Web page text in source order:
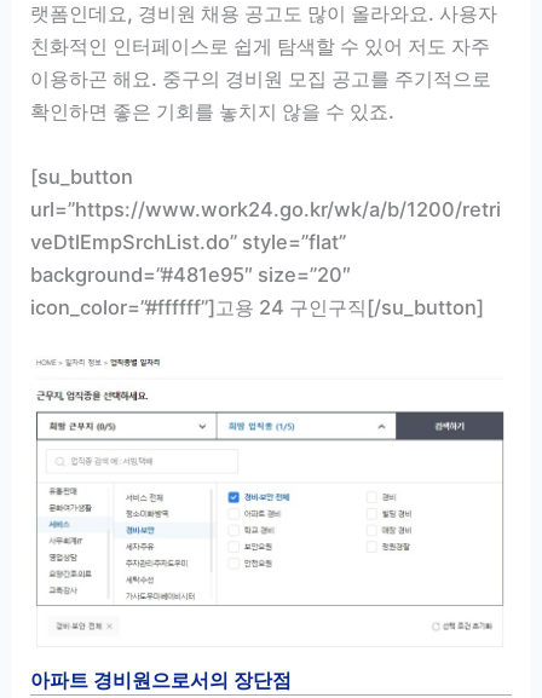
랫폼인데요, 경비원 채용 공고도 많이 올라와요. 사용자
친화적인 인터페이스로 쉽게 탐색할 수 있어 저도 자주
이용하곤 해요. 중구의 경비원 모집 공고를 주기적으로
확인하면 좋은 기회를 놓치지 않을 수 있죠.
[su_button
url=”https://www.work24.go.kr/wk/a/b/1200/retri
veDtlEmpSrchList.do” style=”flat”
background=”#481e95″ size=”20″
icon_color=”#ffffff”]고용 24 구인구직[/su_button]
아파트 경비원으로서의 장단점